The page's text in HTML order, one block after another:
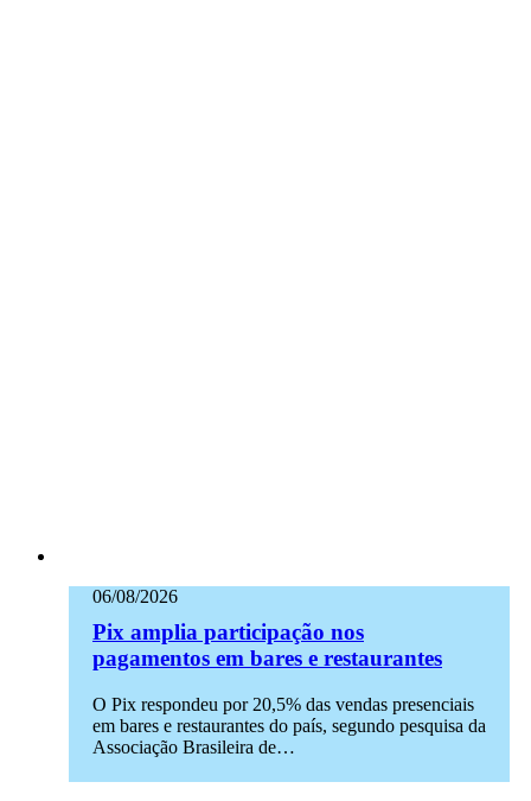
06/08/2026
Pix amplia participação nos
pagamentos em bares e restaurantes
O Pix respondeu por 20,5% das vendas presenciais
em bares e restaurantes do país, segundo pesquisa da
Associação Brasileira de…